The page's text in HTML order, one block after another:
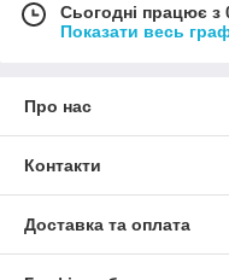
Сьогодні працює з
Показати весь
Про нас
Контакти
Доставка та оплата